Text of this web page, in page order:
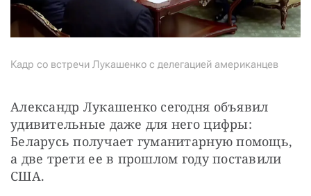
Кадр со встречи Лукашенко с делегацией американцев
Александр Лукашенко сегодня объявил
удивительные даже для него цифры:
Беларусь получает гуманитарную помощь,
а две трети ее в прошлом году поставили
США.